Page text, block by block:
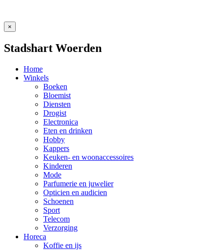
×
Stadshart Woerden
Home
Winkels
Boeken
Bloemist
Diensten
Drogist
Electronica
Eten en drinken
Hobby
Kappers
Keuken- en woonaccessoires
Kinderen
Mode
Parfumerie en juwelier
Opticien en audicien
Schoenen
Sport
Telecom
Verzorging
Horeca
Koffie en ijs